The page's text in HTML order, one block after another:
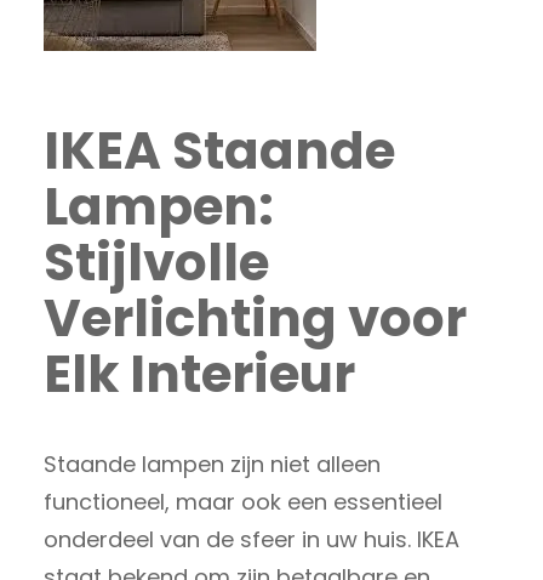
IKEA Staande
Lampen:
Stijlvolle
Verlichting voor
Elk Interieur
Staande lampen zijn niet alleen
functioneel, maar ook een essentieel
onderdeel van de sfeer in uw huis. IKEA